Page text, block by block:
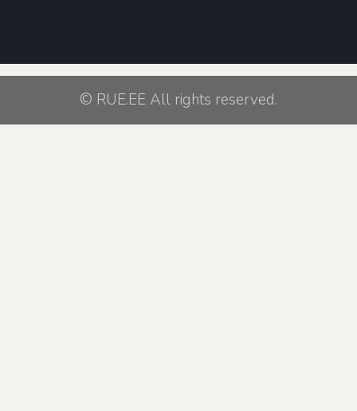
© RUE.EE All rights reserved.